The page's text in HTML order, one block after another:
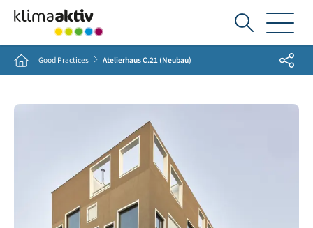
Ich
suche...
Home Good Practices Atelierhaus C.21 (Neubau) Share